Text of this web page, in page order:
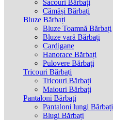
Sacouri Bărbați
Cămăși Bărbați
Bluze Bărbați
Bluze Toamnă Bărbați
Bluze vară Bărbați
Cardigane
Hanorace Bărbați
Pulovere Bărbați
Tricouri Bărbați
Tricouri Bărbați
Maiouri Bărbați
Pantaloni Bărbați
Pantaloni lungi Bărbați
Blugi Bărbați